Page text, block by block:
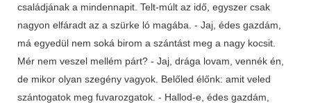
családjának a mindennapit. Telt-múlt az idő, egyszer csak
nagyon elfáradt az a szürke ló magába. - Jaj, édes gazdám,
má egyedül nem soká birom a szántást meg a nagy kocsit.
Mér nem veszel mellém párt? - Jaj, drága lovam, vennék én,
de mikor olyan szegény vagyok. Belőled élőnk: amit veled
szántogatok meg fuvarozgatok. - Hallod-e, édes gazdám,